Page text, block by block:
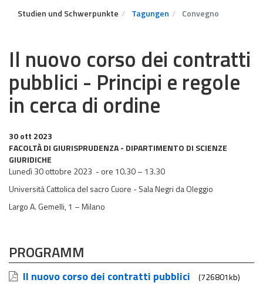
Studien und Schwerpunkte Tagungen Convegno
Il nuovo corso dei contratti
pubblici - Principi e regole
in cerca di ordine
30 ott 2023
FACOLTÀ DI GIURISPRUDENZA - DIPARTIMENTO DI SCIENZE
GIURIDICHE
Lunedì 30 ottobre 2023 - ore 10.30 – 13.30
Università Cattolica del sacro Cuore - Sala Negri da Oleggio
Largo A. Gemelli, 1 – Milano
PROGRAMM
Il nuovo corso dei contratti pubblici (726801kb)